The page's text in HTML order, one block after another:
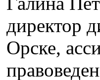
директор
Орске,